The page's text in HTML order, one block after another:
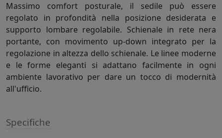
Massimo comfort posturale, il sedile può essere
regolato in profondità nella posizione desiderata e
supporto lombare regolabile. Schienale in rete nera
portante, con movimento up-down integrato per la
regolazione in altezza dello schienale. Le linee moderne
e le forme eleganti si adattano facilmente in ogni
ambiente lavorativo per dare un tocco di modernità
all'ufficio.
Specifiche